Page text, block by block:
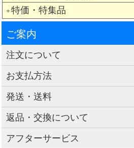
＋ 特価・特集品
ご案内
注文について
お支払方法
発送・送料
返品・交換について
アフターサービス